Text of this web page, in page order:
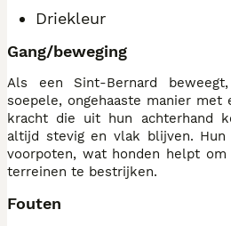
Driekleur
Gang/beweging
Als een Sint-Bernard
soepele, ongehaaste manier met
kracht die uit hun achterhand
altijd stevig en vlak blijven. Hun
voorpoten, wat honden helpt
terreinen te bestrijken.
Fouten